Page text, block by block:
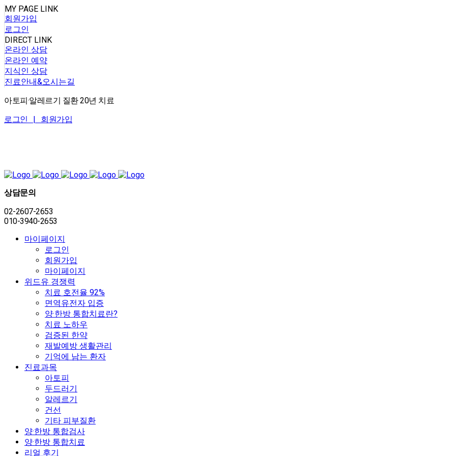
MY PAGE LINK
회원가입
로그인
DIRECT LINK
온라인 상담
온라인 예약
지식인 상담
진료안내&오시는길
아토피·알레르기 질환 20년 치료
로그인 | 회원가입
상담문의
02-2607-2653
010-3940-2653
마이페이지
로그인
회원가입
마이페이지
위드유 경쟁력
치료 호전율 92%
면역유전자 입증
양·한방 통합치료란?
치료 노하우
검증된 한약
재발예방 생활관리
기억에 남는 환자
진료과목
아토피
두드러기
알레르기
건선
기타 피부질환
양·한방 통합검사
양·한방 통합치료
리얼 후기